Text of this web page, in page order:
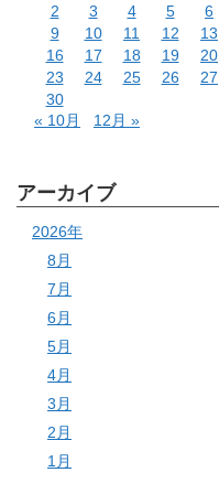
2
3 4 5 6
9
10 11 12 13
16
17 18 19 20
23
24 25 26 27
30
« 10月
12月 »
アーカイブ
2026年
8月
7月
6月
5月
4月
3月
2月
1月